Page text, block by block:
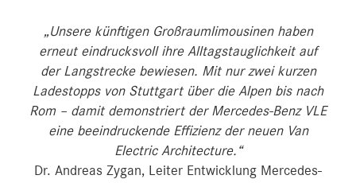
„Unsere künftigen Großraumlimousinen haben
erneut eindrucksvoll ihre Alltagstauglichkeit auf
der Langstrecke bewiesen. Mit nur zwei kurzen
Ladestopps von Stuttgart über die Alpen bis nach
Rom – damit demonstriert der Mercedes‑Benz VLE
eine beeindruckende Effizienz der neuen Van
Electric Architecture.“
Dr. Andreas Zygan, Leiter Entwicklung Mercedes-